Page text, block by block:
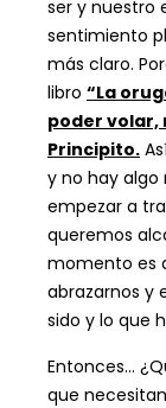
ser y nuestro
sentimiento
más claro.
libro “La
poder volar,
Principito.
y no hay
empezar a
queremos
momento es
abrazarnos y
sido y lo que
Entonces…
que